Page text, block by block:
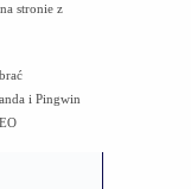
stronie z
i Pingwin